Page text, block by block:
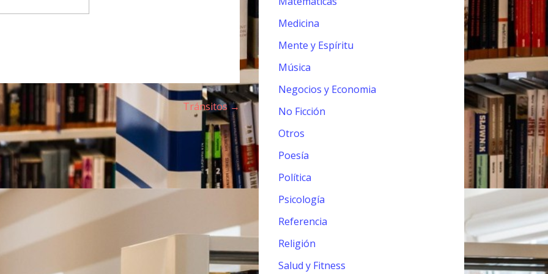
Tránsitos →
Medicina
Mente y Espíritu
Música
Negocios y Economia
No Ficción
Otros
Poesía
Política
Psicología
Referencia
Religión
Salud y Fitness